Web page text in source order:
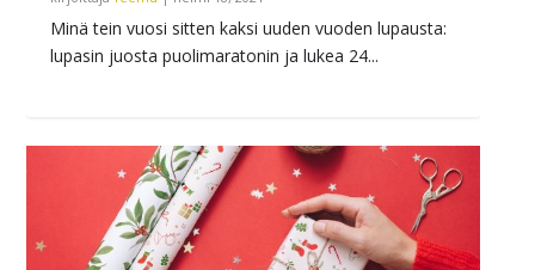
Minä tein vuosi sitten kaksi uuden vuoden lupausta:
lupasin juosta puolimaratonin ja lukea 24...